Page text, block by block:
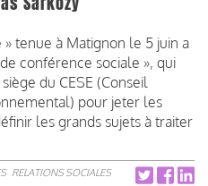
tenue à Matignon le 5 juin a
conférence sociale », qui
du CESE (Conseil
pour jeter les
les grands sujets à traiter
RELATIONS SOCIALES